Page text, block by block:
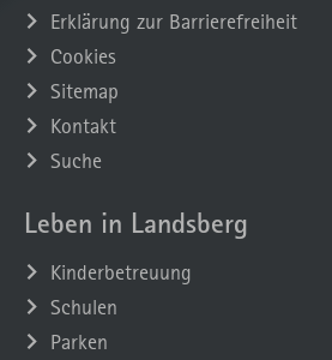
Erklärung zur Barrierefreiheit
Cookies
Sitemap
Kontakt
Suche
Leben in Landsberg
Kinderbetreuung
Schulen
Parken